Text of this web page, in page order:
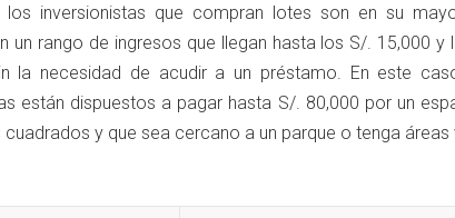
los inversionistas que compran lotes son en su
un rango de ingresos que llegan hasta los S/. 15,000
la necesidad de acudir a un préstamo. En este
están dispuestos a pagar hasta S/. 80,000 por un
y que sea cercano a un parque o tenga áreas